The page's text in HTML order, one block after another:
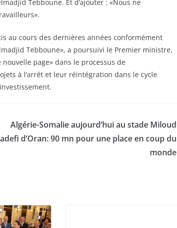
Tebboune. Et d’ajouter : «Nous ne
au cours des dernières années conformément
Tebboune», a poursuivi le Premier ministre,
page» dans le processus de
à l’arrêt et leur réintégration dans le cycle
Algérie-Somalie aujourd’hui au stade Miloud
d’Oran: 90 mn pour une place en coup du
monde